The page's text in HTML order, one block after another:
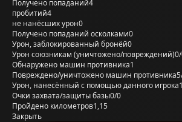
Получено попаданий4
пробитий4
не нанёсших урон0
Получено попаданий осколками0
Урон, заблокированный бронёй0
Урон союзникам (уничтожено/повреждений)
Обнаружено машин противника1
Повреждено/уничтожено машин противника
Урон, нанесённый с помощью данного игрока
Очки захвата/защиты базы0/0
Пройдено километров1,15
Закрыть